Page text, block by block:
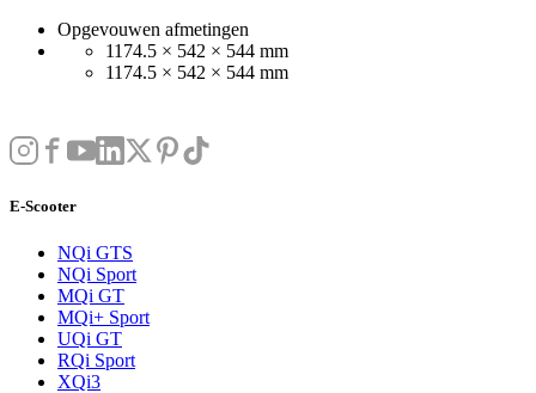
Opgevouwen afmetingen
1174.5 × 542 × 544 mm
1174.5 × 542 × 544 mm
E-Scooter
NQi GTS
NQi Sport
MQi GT
MQi+ Sport
UQi GT
RQi Sport
XQi3